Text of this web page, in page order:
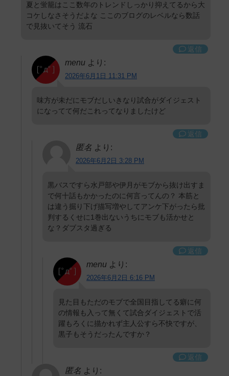
夏と蛍籠はここ数年のトレンドしっかり抑えてるから大
コケしなさそうだよな ここのブログのレベルなら数話
で見抜いてそう 流石
返信
menu より:
2026年6月1日 11:31 PM
味方が未だにモブだしいきなり試合がダイジェスト
になってて何だこれってなりましたけど
返信
匿名 より:
2026年6月2日 3:28 PM
黒バスですら水戸部や伊月がモブから抜け出すま
で何十話もかかったのに何言ってんの？ 本筋と
は違う掘り下げ描写増やしてアンケ下がったら批
判するくせに1巻出ないうちにモブも活かせと
な？ダブスタ過ぎる
返信
menu より:
2026年6月2日 6:16 PM
見た目もただのモブで全国目指してる癖に何
の情報も入って無くて試合ダイジェストで活
躍もろくに描かれず主人公すら不快ですが、
黒子もそうだったんですか？
返信
匿名 より: